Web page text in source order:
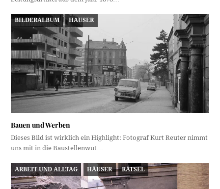
BILDERALBUM HÄUSER
Bauen und Werben
Dieses Bild ist wirklich ein Highlight: Fotograf Kurt Reuter nimmt
uns mit in die Baustellenwut…
ARBEIT UND ALLTAG HÄUSER RÄTSEL